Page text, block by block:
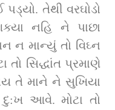
તેથી વરઘોડો
નહિ ને પાછા
ન માન્‍યું તો વિઘ્ન
તો સિદ્ધાંત પ્રમાણે
તે માને ને સુખિયા
આવે. મોટા તો